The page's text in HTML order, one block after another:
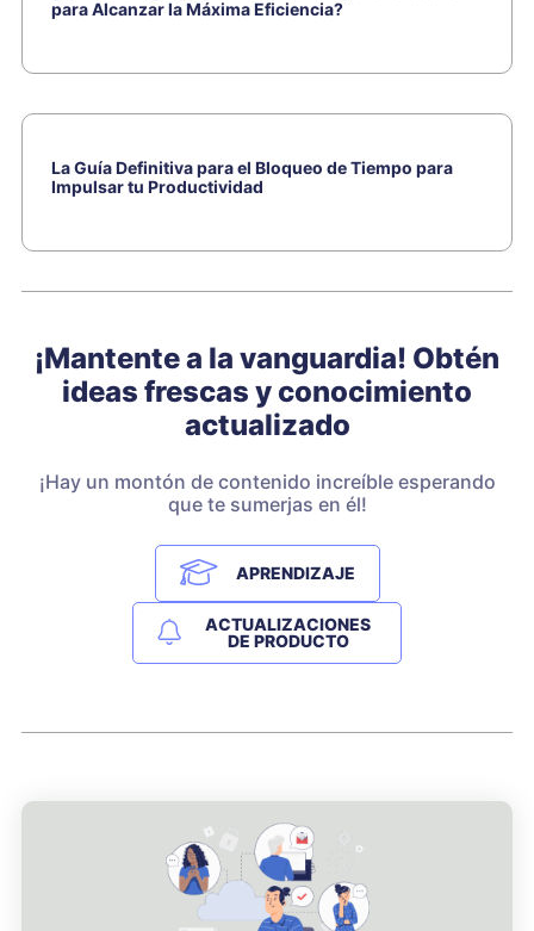
para Alcanzar la Máxima Eficiencia?
La Guía Definitiva para el Bloqueo de Tiempo para
Impulsar tu Productividad
¡Mantente a la vanguardia! Obtén
ideas frescas y conocimiento
actualizado
¡Hay un montón de contenido increíble esperando
que te sumerjas en él!
APRENDIZAJE
ACTUALIZACIONES
DE PRODUCTO